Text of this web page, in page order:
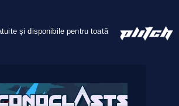
și disponibile pentru toată